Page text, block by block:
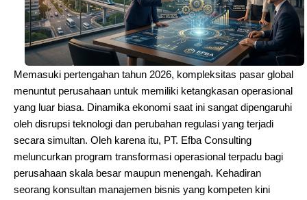
Memasuki pertengahan tahun 2026, kompleksitas pasar global
menuntut perusahaan untuk memiliki ketangkasan operasional
yang luar biasa. Dinamika ekonomi saat ini sangat dipengaruhi
oleh disrupsi teknologi dan perubahan regulasi yang terjadi
secara simultan. Oleh karena itu, PT. Efba Consulting
meluncurkan program transformasi operasional terpadu bagi
perusahaan skala besar maupun menengah. Kehadiran
seorang konsultan manajemen bisnis yang kompeten kini